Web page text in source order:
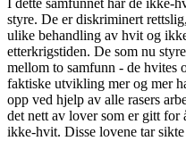
I dette samfunnet har de ikke-
styre. De er diskriminert
ulike behandling av hvit og
etterkrigstiden. De som nu
mellom to samfunn - de hvites
faktiske utvikling mer og mer
opp ved hjelp av alle rasers
det nett av lover som er gitt
ikke-hvit. Disse lovene tar